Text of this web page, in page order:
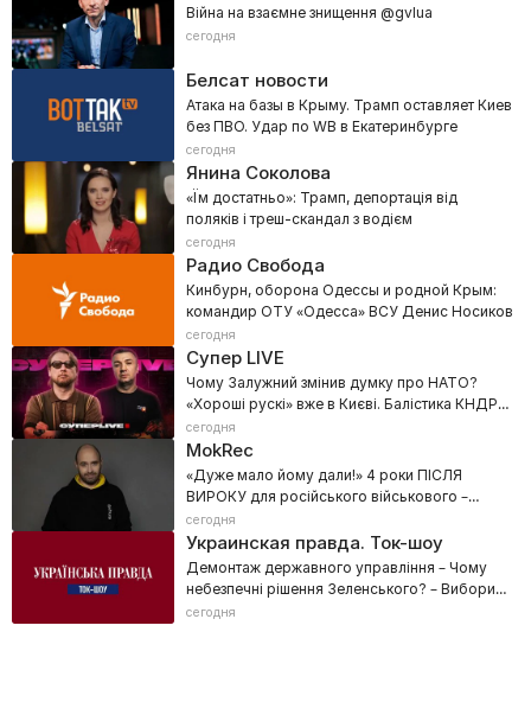
Війна на взаємне знищення @gvlua
сегодня
Белсат новости
Атака на базы в Крыму. Трамп оставляет Киев
без ПВО. Удар по WB в Екатеринбурге
сегодня
Янина Соколова
«Їм достатньо»: Трамп, депортація від
поляків і треш-скандал з водієм
сегодня
Радио Свобода
Кинбурн, оборона Одессы и родной Крым:
командир ОТУ «Одесса» ВСУ Денис Носиков
сегодня
Супер LIVE
Чому Залужний змінив думку про НАТО?
«Хороші рускі» вже в Києві. Балістика КНДР
та ППО для України
сегодня
MokRec
«Дуже мало йому дали!» 4 роки ПІСЛЯ
ВИРОКУ для російського військового –
Фільм Данила Мокрика
сегодня
Украинская правда. Ток-шоу
Демонтаж державного управління – Чому
небезпечні рішення Зеленського? – Вибори
неминучі
сегодня